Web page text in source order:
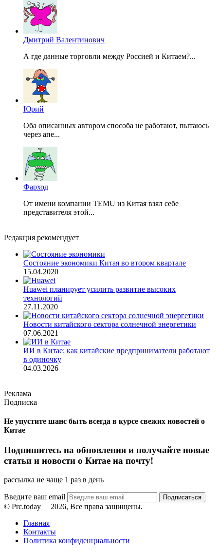
Дмитрий Валентинович
А где данные торговли между Россией и Китаем?...
Юрий
Оба описанных автором способа не работают, пытаюсь
через апе...
Фарход
От имени компании TEMU из Китая взял себе
представителя этой...
Редакция рекомендует
Состояние экономики Китая во втором квартале
15.04.2020
Huawei планирует усилить развитие высоких
технологий
27.11.2020
Новости китайского сектора солнечной энергетики
07.06.2021
ИИ в Китае: как китайские предприниматели работают
в одиночку
04.03.2026
Реклама
Подписка
Не упустите шанс быть всегда в курсе свежих новостей о
Китае
Подпишитесь на обновления и получайте новые
статьи и новости о Китае на почту!
рассылка не чаще 1 раз в день
Введите ваш email
© Prc.today
2026, Все права защищены.
Главная
Контакты
Политика конфиденциальности